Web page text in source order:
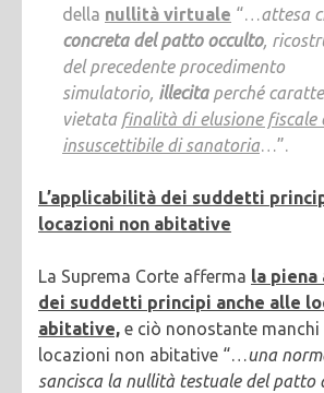
della nullità virtuale “…attesa
concreta del patto occulto,
del precedente procedimento
simulatorio, illecitaperché
vietata finalità di elusione fiscale
insuscettibile di sanatoria…”.
L’applicabilità dei suddetti
locazioni non abitative
La Suprema Corte afferma la
dei suddetti principi anche alle
abitative, e ciò nonostante manchi
locazioni non abitative “…una
sancisca la nullità testuale del patto